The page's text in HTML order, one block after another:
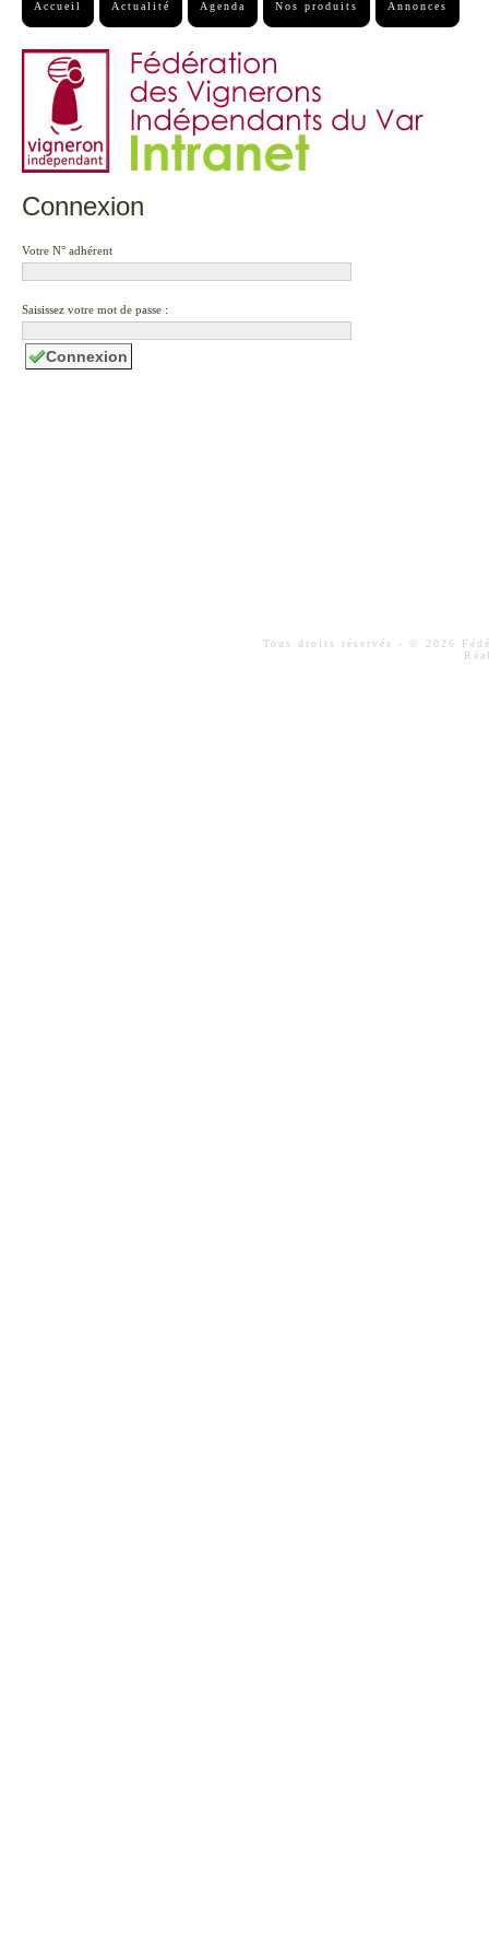
Accueil Actualité Agenda Nos produits Annonces
Connexion
Votre N° adhérent
Saisissez votre mot de passe :
Tous droits réservés - © 2026